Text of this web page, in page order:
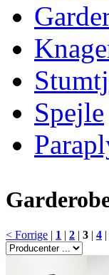
Spejle
< Forrige | 1 | 2 | 3 | 4 |